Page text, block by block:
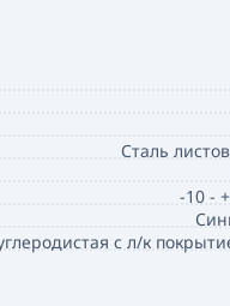
Сталь
-10 -
с л/к